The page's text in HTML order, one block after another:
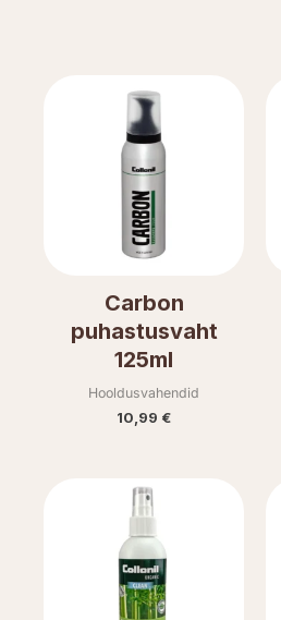
Carbon
puhastusvaht
125ml
Hooldusvahendid
10,99 €